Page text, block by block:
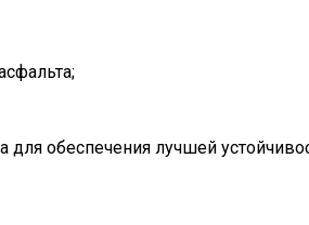
обеспечения лучшей